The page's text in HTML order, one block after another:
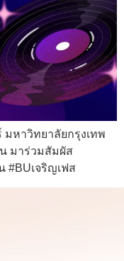
หาวิทยาลัยกรุงเทพ
มาร่วมสัมผัส
#BUเจริญเฟส